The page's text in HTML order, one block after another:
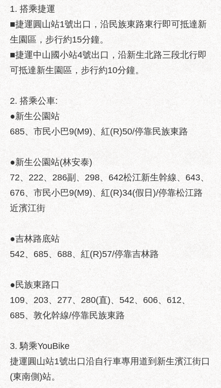
府
站
資
料
開
放
宣
告
隱
私
資
訊
全
政
策
聯
絡
方
本
局
暨
所
各
處
聯
絡
1. 搭乘捷運
■捷運圓山站1號出口，沿民族東路東行即可抵達新
生園區，步行約15分鐘。
■捷運中山國小站4號出口，沿新生北路三段北行即
可抵達新生園區，步行約10分鐘。
2. 搭乘公車:
●新生公園站
685、市民小巴9(M9)、紅(R)50/停靠民族東路
●新生公園站(林安泰)
72、222、286副、298、642松江新生幹線、643、
676、市民小巴9(M9)、紅(R)34(假日)/停靠松江路
近濱江街
●吉林路底站
542、685、688、紅(R)57/停靠吉林路
●民族東路口
109、203、277、280(直)、542、606、612、
685、敦化幹線/停靠民族東路
3. 騎乘YouBike
捷運圓山站1號出口沿自行車專用道到新生濱江街口
(東南側)站。